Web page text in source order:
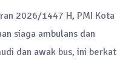
2026/1447 H, PMI Kota
siaga ambulans dan
dan awak bus, ini berkat